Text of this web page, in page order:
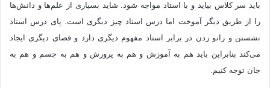
باید سر کلاس بیاید و با استاد مواجه شود. شاید بسیاری از علم‌ها و دانش‌ها
را از طریق دیگر آموخت اما درس استاد چیز دیگری است. پای درس استاد
نشستن و زانو زدن در برابر استاد مفهوم دیگری دارد و فضای دیگری ایجاد
می‌کند بنابراین باید هم به آموزش و هم به پرورش و هم به جسم و هم به
جان توجه کنیم.